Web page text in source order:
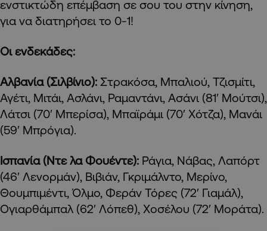
ενστικτώδη επέμβαση σε σου του στην κίνηση,
για να διατηρήσει το 0-1!
Οι ενδεκάδες:
Αλβανία (Σιλβίνιο): Στρακόσα, Μπαλιού, Τζισμίτι,
Αγέτι, Μιτάι, Ασλάνι, Ραμαντάνι, Ασάνι (81′ Μούτσι),
Λάτσι (70′ Μπερίσα), Μπαϊράμι (70′ Χότζα), Μανάι
(59′ Μπρόγια).
Ισπανία (Ντε λα Φουέντε): Ράγια, Νάβας, Λαπόρτ
(46′ Λενορμάν), Βιβιάν, Γκριμάλντο, Μερίνο,
Θουμπιμέντι, Όλμο, Φεράν Τόρες (72′ Γιαμάλ),
Ογιαρθάμπαλ (62′ Λόπεθ), Χοσέλου (72′ Μοράτα).